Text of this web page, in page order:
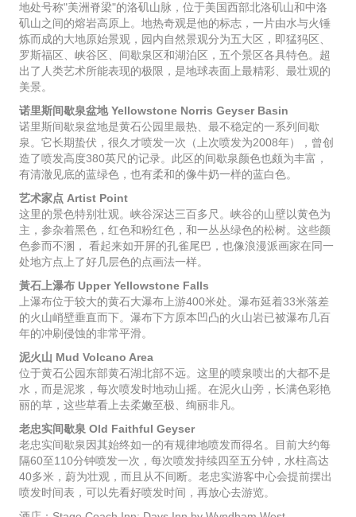
地处号称"美洲脊梁"的洛矶山脉，位于美国西部北洛矶山和中洛
矶山之间的熔岩高原上。地热奇观是他的标志，一片由水与火锤
炼而成的大地原始景观，园内自然景观分为五大区，即猛犸区、
罗斯福区、峡谷区、间歇泉区和湖泊区，五个景区各具特色。超
出了人类艺术所能表现的极限，是地球表面上最精彩、最壮观的
美景。
诺里斯间歇泉盆地 Yellowstone Norris Geyser Basin
诺里斯间歇泉盆地是黄石公园里最热、最不稳定的一系列间歇
泉。它长期蛰伏，很久才喷发一次（上次喷发为2008年），曾创
造了喷发高度380英尺的记录。此区的间歇泉颜色也颇为丰富，
有清澈见底的蓝绿色，也有柔和的像牛奶一样的蓝白色。
艺术家点 Artist Point
这里的景色特别壮观。峡谷深达三百多尺。峡谷的山壁以黄色为
主，参杂着黑色，红色和粉红色，和一丛丛绿色的松树。这些颜
色参而不溷， 看起来如开屏的孔雀尾巴，也像浪漫派画家在同一
处地方点上了好几层色的点画法一样。
黃石上瀑布 Upper Yellowstone Falls
上瀑布位于较大的黄石大瀑布上游400米处。瀑布延着33米落差
的火山峭壁垂直而下。瀑布下方原本凹凸的火山岩已被瀑布几百
年的冲刷侵蚀的非常平滑。
泥火山 Mud Volcano Area
位于黄石公园东部黄石湖北部不远。这里的喷泉喷出的大都不是
水，而是泥浆，每次喷发时地动山摇。在泥火山旁，长满色彩艳
丽的草，这些草看上去柔嫩至极、绚丽非凡。
老忠实间歇泉 Old Faithful Geyser
老忠实间歇泉因其始终如一的有规律地喷发而得名。目前大约每
隔60至110分钟喷发一次，每次喷发持续四至五分钟，水柱高达
40多米，蔚为壮观，而且从不间断。老忠实游客中心会提前摆出
喷发时间表，可以先看好喷发时间，再放心去游览。